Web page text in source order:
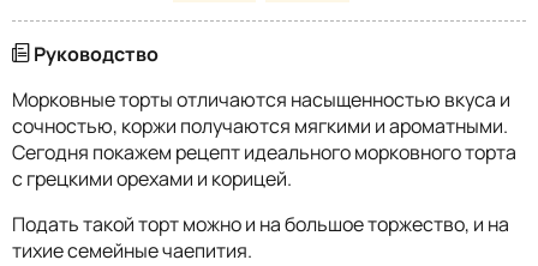
Руководство
Морковные торты отличаются насыщенностью вкуса и
сочностью, коржи получаются мягкими и ароматными.
Сегодня покажем рецепт идеального морковного торта
с грецкими орехами и корицей.
Подать такой торт можно и на большое торжество, и на
тихие семейные чаепития.